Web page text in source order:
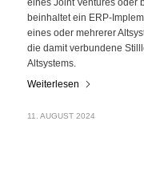
eines Joint Ventures oder
beinhaltet ein ERP-
eines oder mehrerer
die damit verbundene
Altsystems.
Weiterlesen
11. AUGUST 2024